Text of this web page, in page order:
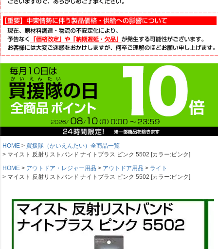
HOME
買援隊（かいえんたい）全商品一覧
マイスト 反射リストバンド ナイトプラス ピンク 5502 [カラー:ピンク]
HOME
アウトドア・レジャー用品 アウトドア用品
ライト
マイスト 反射リストバンド ナイトプラス ピンク 5502 [カラー:ピンク]